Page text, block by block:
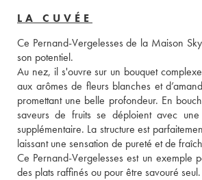
LA CUVÉE
Ce Pernand-Vergelesses de la Maison
son potentiel.
Au nez, il s'ouvre sur un bouquet
aux arômes de fleurs blanches et
promettant une belle profondeur. En
saveurs de fruits se déploient avec
supplémentaire. La structure est
laissant une sensation de pureté et de
Ce Pernand-Vergelesses est un
des plats raffinés ou pour être savouré seul.